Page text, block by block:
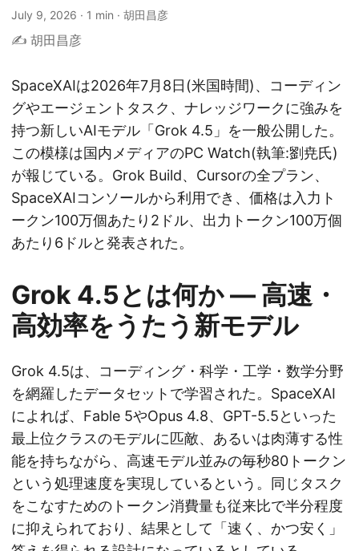
July 9, 2026 · 1 min · 胡田昌彦
✍️ 胡田昌彦
SpaceXAIは2026年7月8日(米国時間)、コーディン
グやエージェントタスク、ナレッジワークに強みを
持つ新しいAIモデル「Grok 4.5」を一般公開した。
この模様は国内メディアのPC Watch(執筆:劉尭氏)
が報じている。Grok Build、Cursorの全プラン、
SpaceXAIコンソールから利用でき、価格は入力ト
ークン100万個あたり2ドル、出力トークン100万個
あたり6ドルと発表された。
Grok 4.5とは何か ― 高速・
高効率をうたう新モデル
Grok 4.5は、コーディング・科学・工学・数学分野
を網羅したデータセットで学習された。SpaceXAI
によれば、Fable 5やOpus 4.8、GPT-5.5といった
最上位クラスのモデルに匹敵、あるいは肉薄する性
能を持ちながら、高速モデル並みの毎秒80トークン
という処理速度を実現しているという。同じタスク
をこなすためのトークン消費量も従来比で半分程度
に抑えられており、結果として「速く、かつ安く」